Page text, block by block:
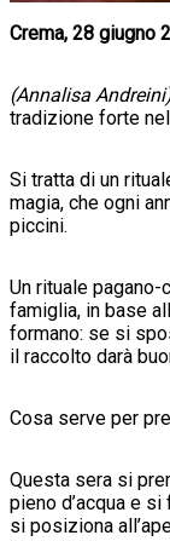
Crema, 28 giugno
(Annalisa
tradizione forte
Si tratta di un
magia, che ogni
piccini.
Un rituale
famiglia, in base
formano: se si
il raccolto darà
Cosa serve per
Questa sera si
pieno d’acqua e si
si posiziona